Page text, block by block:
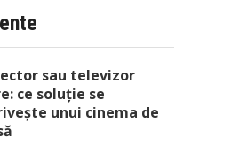
sau televizor
ce soluție se
unui cinema de